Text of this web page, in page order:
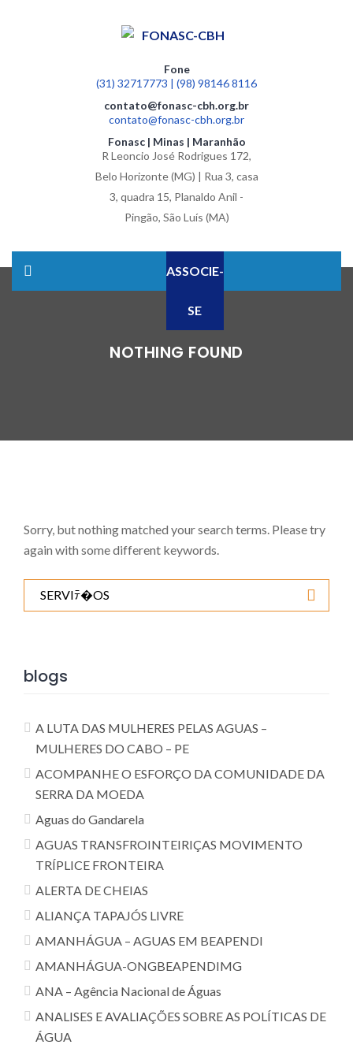
Fone
(31) 32717773 | (98) 98146 8116
contato@fonasc-cbh.org.br
contato@fonasc-cbh.org.br
Fonasc | Minas | Maranhão
R Leoncio José Rodrigues 172,
Belo Horizonte (MG) | Rua 3, casa
3, quadra 15, Planaldo Anil -
Pingão, São Luís (MA)
ASSOCIE-
SE
NOTHING FOUND
Sorry, but nothing matched your search terms. Please try
again with some different keywords.
Search
for:
blogs
A LUTA DAS MULHERES PELAS AGUAS –
MULHERES DO CABO – PE
ACOMPANHE O ESFORÇO DA COMUNIDADE DA
SERRA DA MOEDA
Aguas do Gandarela
AGUAS TRANSFROINTEIRIÇAS MOVIMENTO
TRÍPLICE FRONTEIRA
ALERTA DE CHEIAS
ALIANÇA TAPAJÓS LIVRE
AMANHÁGUA – AGUAS EM BEAPENDI
AMANHÁGUA-ONGBEAPENDIMG
ANA – Agência Nacional de Águas
ANALISES E AVALIAÇÕES SOBRE AS POLÍTICAS DE
ÁGUA